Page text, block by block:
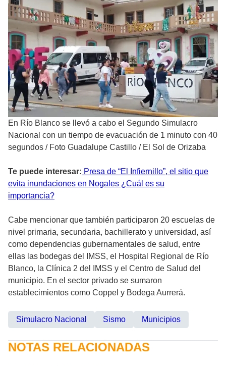
En Río Blanco se llevó a cabo el Segundo Simulacro
Nacional con un tiempo de evacuación de 1 minuto con 40
segundos / Foto Guadalupe Castillo / El Sol de Orizaba
Te puede interesar: Presa de “El Infiernillo”, el sitio que
evita inundaciones en Nogales ¿Cuál es su
importancia?
Cabe mencionar que también participaron 20 escuelas de
nivel primaria, secundaria, bachillerato y universidad, así
como dependencias gubernamentales de salud, entre
ellas las bodegas del IMSS, el Hospital Regional de Río
Blanco, la Clínica 2 del IMSS y el Centro de Salud del
municipio. En el sector privado se sumaron
establecimientos como Coppel y Bodega Aurrerá.
Simulacro Nacional Sismo Municipios
NOTAS RELACIONADAS